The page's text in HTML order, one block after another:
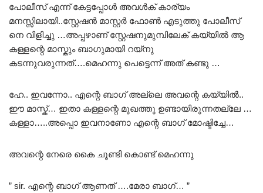
പോലീസ് എന്ന് കേട്ടപ്പോൾ അവൾക് കാര്യം
മനസ്സിലായി..സ്റ്റേഷൻ മാസ്റ്റർ ഫോൺ എടുത്തു പോലീസ്
നെ വിളിച്ചു …അപ്പഴാണ് സ്റ്റേഷനുമുമ്പിലേക് കയ്യിൽ ആ
കള്ളന്റെ മാസ്കും ബാഗുമായി റയ്നു
കടന്നുവരുന്നത്….മെഹന്നു പെട്ടെന്ന് അത് കണ്ടു …
ഹേ.. ഇവന്നോ.. എന്റെ ബാഗ് അല്ലെ അവന്റെ കയ്യിൽ..
ഈ മാസ്ക്… ഇതാ കള്ളന്റെ മുഖത്തു ഉണ്ടായിരുന്നതല്ലേ …
കള്ളാ…..അപ്പൊ ഇവനാണോ എന്റെ ബാഗ് മോഷ്ടിച്ചേ…
അവന്റെ നേരെ കൈ ചൂണ്ടി കൊണ്ട് മെഹന്നു
” sir. എന്റെ ബാഗ് ആണത് ….മേരാ ബാഗ്… ”